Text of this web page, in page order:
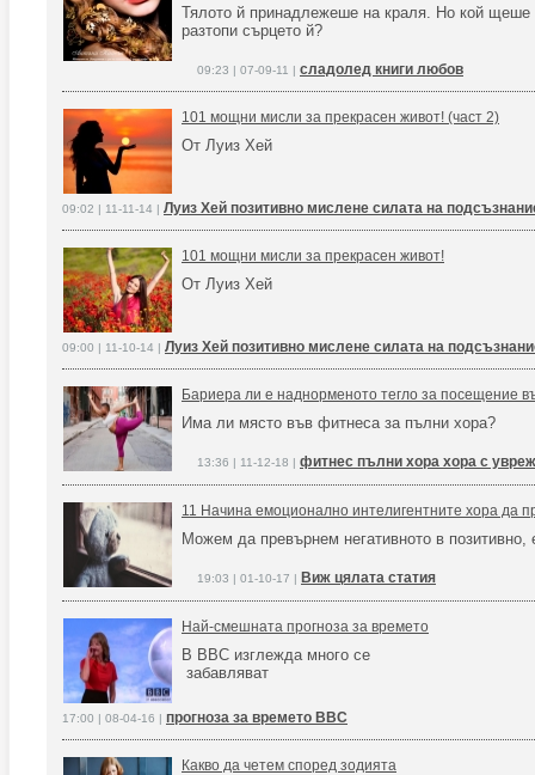
Тялото й принадлежеше на краля. Но кой щеше
разтопи сърцето й?
09:23 | 07-09-11 | сладолед книги любов
101 мощни мисли за прекрасен живот! (част 2)
От Луиз Хей
09:02 | 11-11-14 | Луиз Хей позитивно мислене силата на
101 мощни мисли за прекрасен живот!
От Луиз Хей
09:00 | 11-10-14 | Луиз Хей позитивно мислене силата на
Бариера ли е наднорменото тегло за посещение
Има ли място във фитнеса за пълни хора?
13:36 | 11-12-18 | фитнес пълни хора хора с
11 Начина емоционално интелигентните хора да
Можем да превърнем негативното в позитивно,
19:03 | 01-10-17 | Виж цялата статия
Най-смешната прогноза за времето
В BBC изглежда много се
забавляват
17:00 | 08-04-16 | прогноза за времето BBC
Какво да четем според зодията